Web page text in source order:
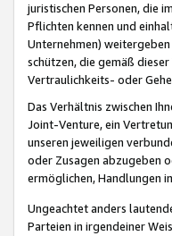
juristischen Personen, die
Pflichten kennen und
Unternehmen)
schützen, die gemäß
Vertraulichkeits- oder
Das Verhältnis zwischen
Joint-Venture, ein
unseren jeweiligen
oder Zusagen abzugeben
ermöglichen, Handlungen
Ungeachtet anders
Parteien in irgendeiner